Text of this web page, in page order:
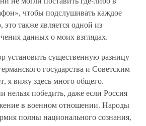
чтобы подслушивать каждое
это также является одной из
данных о моих взглядах.
установить существенную разницу
государства и Советским
я вижу здесь много общего.
нельзя победить, даже если Россия
в военном отношении. Народы
полны национального сознания,